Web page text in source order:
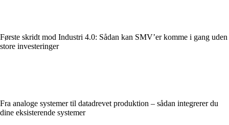
Første skridt mod Industri 4.0: Sådan kan SMV’er komme i gang uden
store investeringer
Fra analoge systemer til datadrevet produktion – sådan integrerer du
dine eksisterende systemer